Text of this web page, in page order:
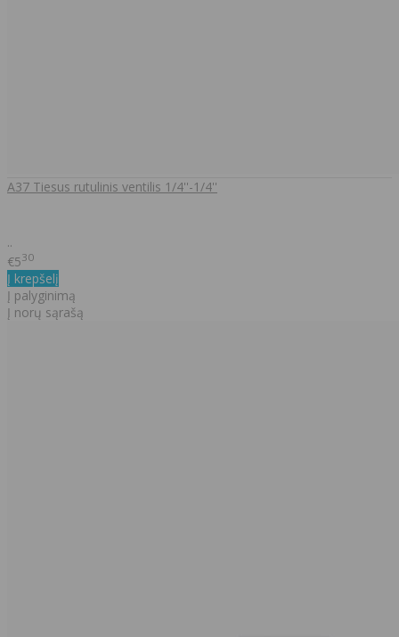
A37 Tiesus rutulinis ventilis 1/4''-1/4''
..
€530
Į krepšelį
Į palyginimą
Į norų sąrašą